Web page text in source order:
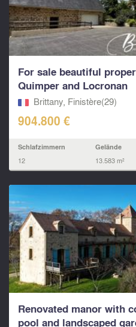
For sale beautiful
Quimper and Locronan
Brittany, Finistère(29)
904.800 €
Schlafzimmern
12
Gelände
13.583 m²
Renovated manor with
pool and landscaped